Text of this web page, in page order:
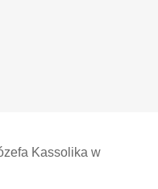
Kassolika w